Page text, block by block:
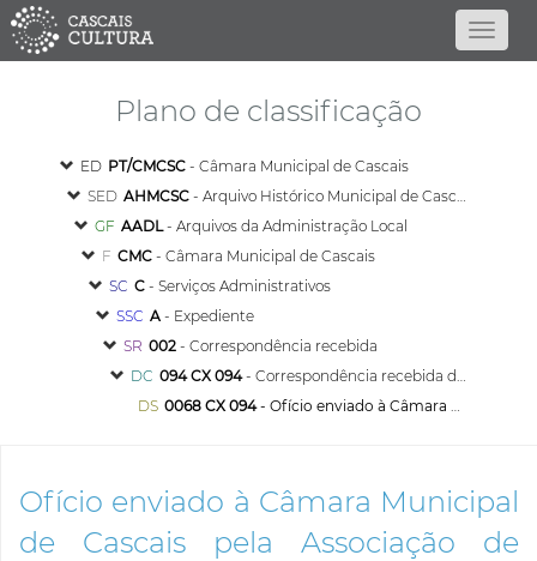
Plano de classificação
ED PT/CMCSC - Câmara Municipal de Cascais
SED AHMCSC - Arquivo Histórico Municipal de Cascais
GF AADL- Arquivos da Administração Local
F CMC - Câmara Municipal de Cascais
SC C - Serviços Administrativos
SSC A - Expediente
SR 002 - Correspondência recebida
DC 094 CX 094- Correspondência recebida de proveniência diversa - 1917
DS 0068 CX 094- Ofício enviado à Câmara Municipal de Cascais pela Associação de Socorros Mútuos de Cascais, informando que lançou em ata um voto de agradecimento pelas flores oferecidas
Ofício enviado à Câmara Municipal
de Cascais pela Associação de